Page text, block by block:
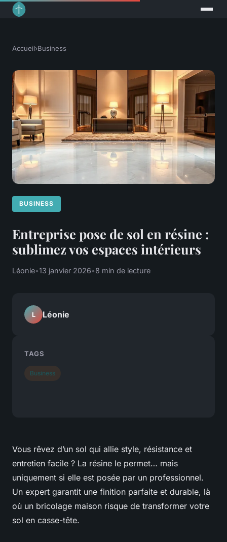
Accueil›Business
BUSINESS
Entreprise pose de sol en résine :
sublimez vos espaces intérieurs
Léonie•13 janvier 2026•8 min de lecture
Vous rêvez d’un sol qui allie style, résistance et
entretien facile ? La résine le permet… mais
uniquement si elle est posée par un professionnel.
Un expert garantit une finition parfaite et durable, là
où un bricolage maison risque de transformer votre
sol en casse-tête.
L Léonie
TAGS
Business